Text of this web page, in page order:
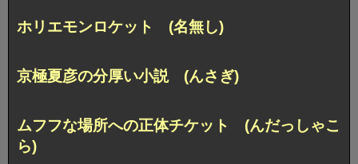
ホリエモンロケット (名無し)
京極夏彦の分厚い小説 (んさぎ)
ムフフな場所への正体チケット (んだっしゃこ
ら)